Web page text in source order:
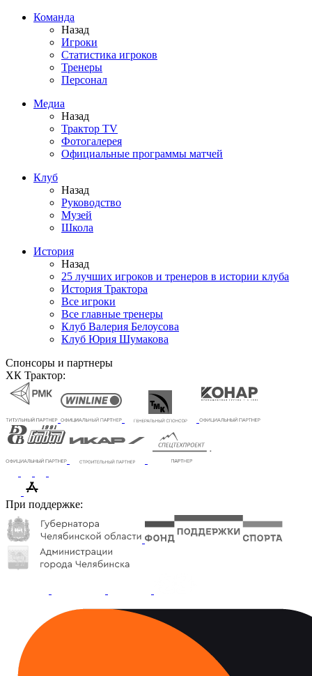
Команда
Назад
Игроки
Статистика игроков
Тренеры
Персонал
Медиа
Назад
Трактор TV
Фотогалерея
Официальные программы матчей
Клуб
Назад
Руководство
Музей
Школа
История
Назад
25 лучших игроков и тренеров в истории клуба
История Трактора
Все игроки
Все главные тренеры
Клуб Валерия Белоусова
Клуб Юрия Шумакова
Спонсоры и партнеры
ХК Трактор:
При поддержке: